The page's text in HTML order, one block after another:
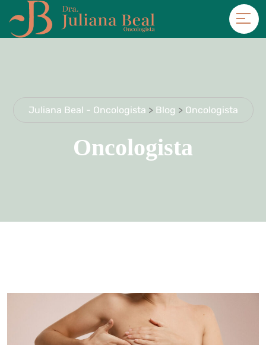
Juliana Beal - Oncologista > Blog > Oncologista
Oncologista